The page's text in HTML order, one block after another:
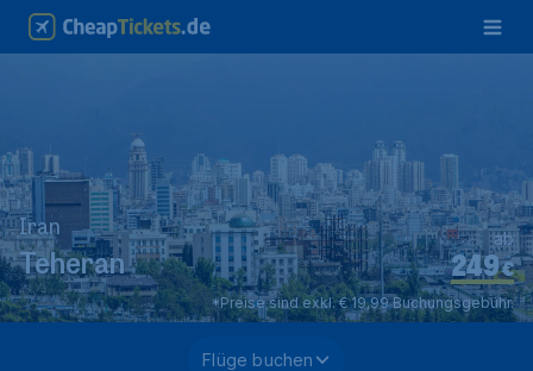
Iran
Teheran €
249
ab
*Preise sind exkl. € 19,99 Buchungsgebühr.
Flüge buchen